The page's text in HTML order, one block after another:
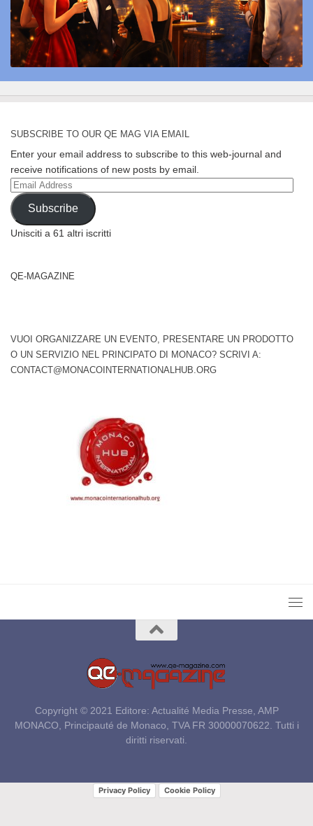
SUBSCRIBE TO OUR QE MAG VIA EMAIL
Enter your email address to subscribe to this web-journal and
receive notifications of new posts by email.
Email
Address
Subscribe
Unisciti a 61 altri iscritti
QE-MAGAZINE
VUOI ORGANIZZARE UN EVENTO, PRESENTARE UN PRODOTTO
O UN SERVIZIO NEL PRINCIPATO DI MONACO? SCRIVI A:
CONTACT@MONACOINTERNATIONALHUB.ORG
Copyright © 2021 Editore: Actualité Media Presse, AMP
MONACO, Principauté de Monaco, TVA FR 30000070622. Tutti i
diritti riservati.
Privacy Policy Cookie Policy